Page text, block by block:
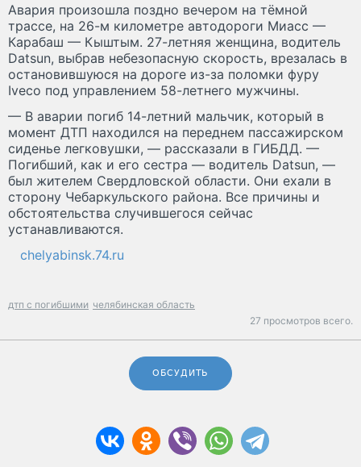
Авария произошла поздно вечером на тёмной
трассе, на 26-м километре автодороги Миасс —
Карабаш — Кыштым. 27-летняя женщина, водитель
Datsun, выбрав небезопасную скорость, врезалась в
остановившуюся на дороге из-за поломки фуру
Iveco под управлением 58-летнего мужчины.
— В аварии погиб 14-летний мальчик, который в
момент ДТП находился на переднем пассажирском
сиденье легковушки, — рассказали в ГИБДД. —
Погибший, как и его сестра — водитель Datsun, —
был жителем Свердловской области. Они ехали в
сторону Чебаркульского района. Все причины и
обстоятельства случившегося сейчас
устанавливаются.
chelyabinsk.74.ru
дтп с погибшими челябинская область
27 просмотров всего.
ОБСУДИТЬ